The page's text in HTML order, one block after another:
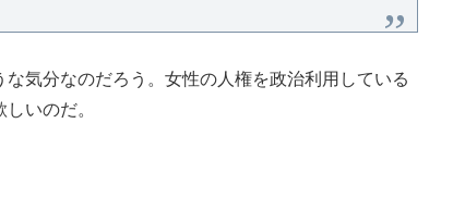
気分なのだろう。女性の人権を政治利用している
いのだ。